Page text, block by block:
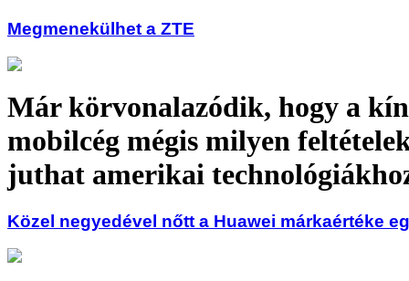
Megmenekülhet a ZTE
Már körvonalazódik, hogy a
mobilcég mégis milyen
juthat amerikai
Közel negyedével nőtt a Huawei márkaértéke